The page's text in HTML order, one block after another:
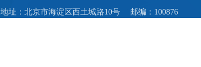
地址：北京市海淀区西土城路10号 邮编：100876